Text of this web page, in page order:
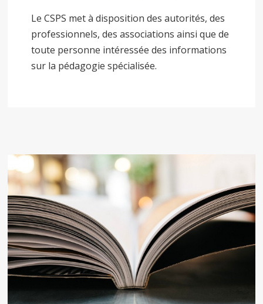
Le CSPS met à disposition des autorités, des
professionnels, des associations ainsi que de
toute personne intéressée des informations
sur la pédagogie spécialisée.